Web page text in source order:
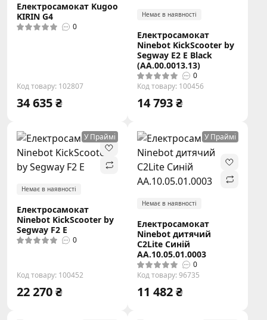
Електросамокат Kugoo
KIRIN G4
0
Код товару: 102807
34 635 ₴
Немає в наявності
Електросамокат
Ninebot KickScooter by
Segway E2 E Black
(AA.00.0013.13)
0
Код товару: 100456
14 793 ₴
У Праймі
Немає в наявності
Електросамокат
Ninebot KickScooter by
Segway F2 E
0
Код товару: 100452
22 270 ₴
У Праймі
Немає в наявності
Електросамокат
Ninebot дитячий
C2Lite Синій
AA.10.05.01.0003
0
Код товару: 96735
11 482 ₴